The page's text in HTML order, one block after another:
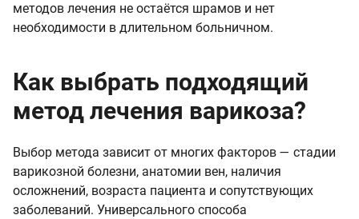
методов лечения не остаётся шрамов и нет
необходимости в длительном больничном.
Как выбрать подходящий
метод лечения варикоза?
Выбор метода зависит от многих факторов — стадии
варикозной болезни, анатомии вен, наличия
осложнений, возраста пациента и сопутствующих
заболеваний. Универсального способа